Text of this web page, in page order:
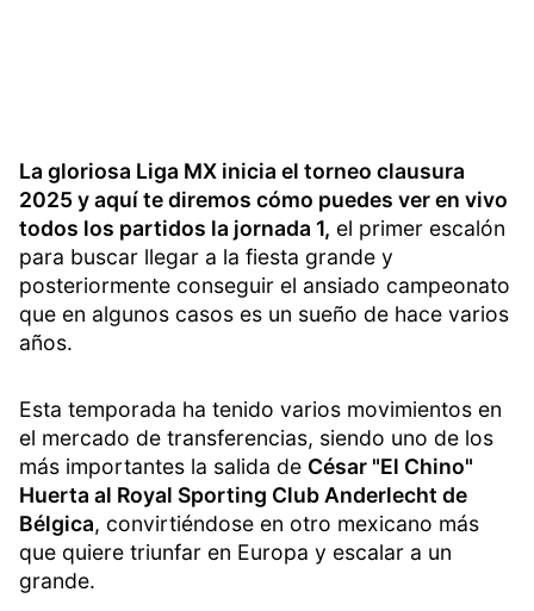
La gloriosa Liga MX inicia el torneo clausura
2025 y aquí te diremos cómo puedes ver en vivo
todos los partidos la jornada 1, el primer escalón
para buscar llegar a la fiesta grande y
posteriormente conseguir el ansiado campeonato
que en algunos casos es un sueño de hace varios
años.
Esta temporada ha tenido varios movimientos en
el mercado de transferencias, siendo uno de los
más importantes la salida de César "El Chino"
Huerta al Royal Sporting Club Anderlecht de
Bélgica, convirtiéndose en otro mexicano más
que quiere triunfar en Europa y escalar a un
grande.